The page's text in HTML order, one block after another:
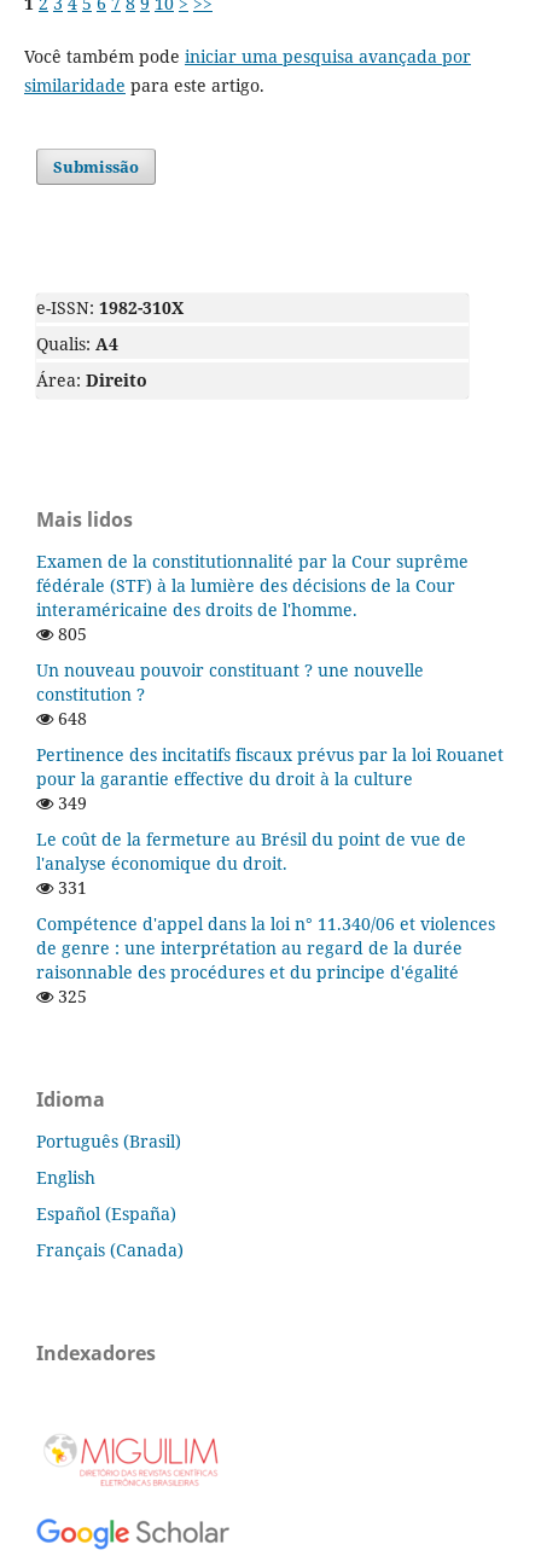
Você também pode iniciar uma pesquisa avançada por
similaridade para este artigo.
Submissão
e-ISSN: 1982-310X
Qualis: A4
Área: Direito
Mais lidos
Examen de la constitutionnalité par la Cour suprême
fédérale (STF) à la lumière des décisions de la Cour
interaméricaine des droits de l'homme.
805
Un nouveau pouvoir constituant ? une nouvelle
constitution ?
648
Pertinence des incitatifs fiscaux prévus par la loi Rouanet
pour la garantie effective du droit à la culture
349
Le coût de la fermeture au Brésil du point de vue de
l'analyse économique du droit.
331
Compétence d'appel dans la loi n° 11.340/06 et violences
de genre : une interprétation au regard de la durée
raisonnable des procédures et du principe d'égalité
325
Idioma
Português (Brasil)
English
Español (España)
Français (Canada)
Indexadores